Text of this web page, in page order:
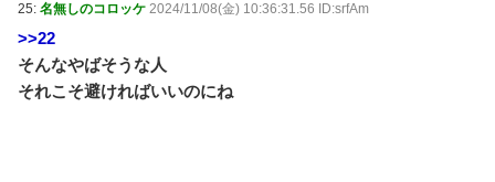
25: 名無しのコロッケ 2024/11/08(金) 10:36:31.56 ID:srfAm
>>22
そんなやばそうな人
それこそ避ければいいのにね